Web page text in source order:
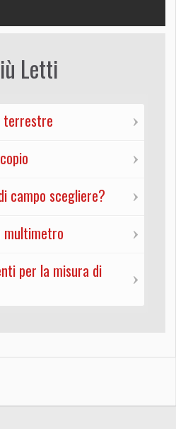
Letti
terrestre
campo scegliere?
multimetro
per la misura di